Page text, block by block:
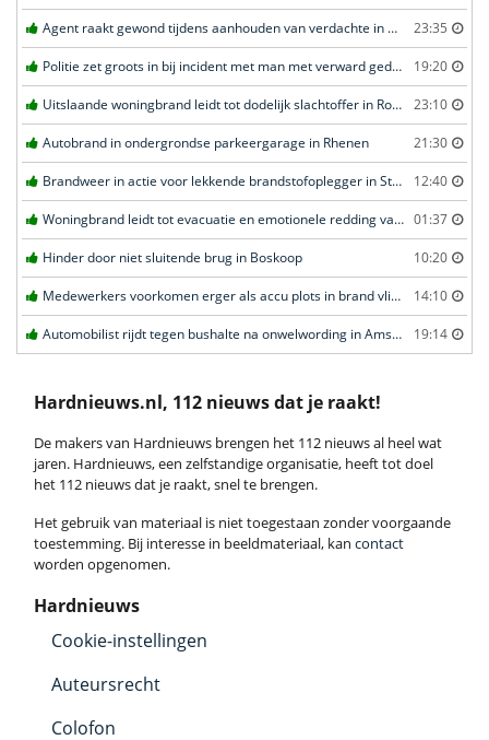
Agent raakt gewond tijdens aanhouden van verdachte in Amsterdam 23:35
Politie zet groots in bij incident met man met verward gedrag in Leeuwarden 19:20
Uitslaande woningbrand leidt tot dodelijk slachtoffer in Rotterdam 23:10
Autobrand in ondergrondse parkeergarage in Rhenen 21:30
Brandweer in actie voor lekkende brandstofoplegger in Stroe 12:40
Woningbrand leidt tot evacuatie en emotionele redding van kat in Amsterdam 01:37
Hinder door niet sluitende brug in Boskoop 10:20
Medewerkers voorkomen erger als accu plots in brand vliegt in Amersfoort 14:10
Automobilist rijdt tegen bushalte na onwelwording in Amsterdam 19:14
Hardnieuws.nl, 112 nieuws dat je raakt!
De makers van Hardnieuws brengen het 112 nieuws al heel wat
jaren. Hardnieuws, een zelfstandige organisatie, heeft tot doel
het 112 nieuws dat je raakt, snel te brengen.
Het gebruik van materiaal is niet toegestaan zonder voorgaande
toestemming. Bij interesse in beeldmateriaal, kan contact
worden opgenomen.
Hardnieuws
Cookie-instellingen
Auteursrecht
Colofon